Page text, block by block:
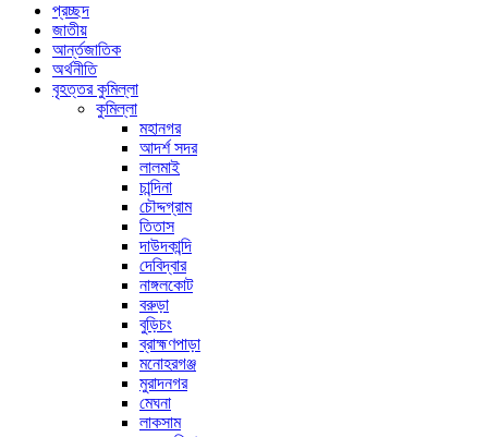
প্রচ্ছদ
জাতীয়
আর্ন্তজাতিক
অর্থনীতি
বৃহত্তর কুমিল্লা
কুমিল্লা
মহানগর
আদর্শ সদর
লালমাই
চান্দিনা
চৌদ্দগ্রাম
তিতাস
দাউদকান্দি
দেবিদ্বার
নাঙ্গলকোট
বরুড়া
বুড়িচং
ব্রাহ্মণপাড়া
মনোহরগঞ্জ
মুরাদনগর
মেঘনা
লাকসাম